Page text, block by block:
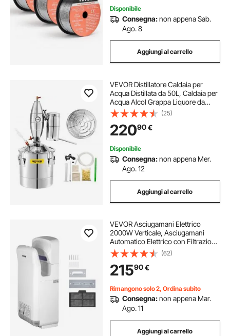
Disponibile
Consegna:non appena Sab.
Ago. 8
Aggiungi al carrello
VEVOR Distillatore Caldaia per
Acqua Distillata da 50L, Caldaia per
Acqua Alcol Grappa Liquore da
Distillazione, Serbatoio da
Fermentazione per Fermentare
Bevande Acqua Vino Liquore in
Acciaio Inox
(25)
22090€
Disponibile
Consegna:non appena Mer.
Ago. 12
Aggiungi al carrello
VEVOR Asciugamani Elettrico
2000W Verticale, Asciugamani
Automatico Elettrico con Filtrazione
HEPA, Asciugamani ad Aria Calda a
Temperatura 43℃ in Bianco per
Asciugare le Mani Velocemente
(62)
21590€
Rimangono solo 2, Ordina subito
Consegna:non appena Mar.
Ago. 11
Aggiungi al carrello